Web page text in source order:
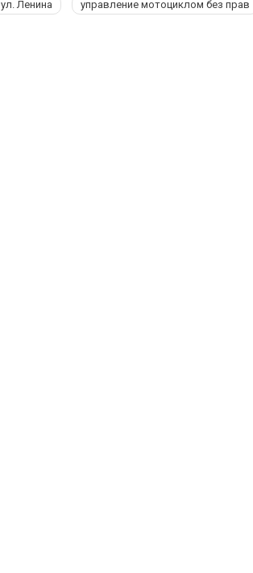
ул. Ленина управление мотоциклом без прав